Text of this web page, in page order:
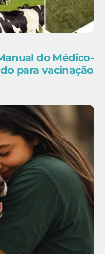
do Médico-
para vacinação